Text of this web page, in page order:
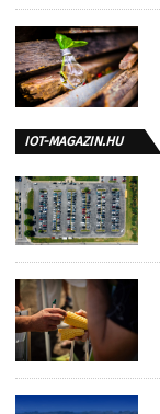
IOT-MAGAZIN.HU